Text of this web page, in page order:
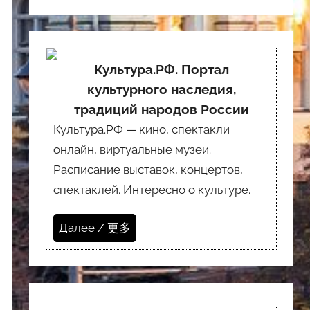
Культура.РФ. Портал
культурного наследия,
традиций народов России
Культура.РФ — кино, спектакли
онлайн, виртуальные музеи.
Расписание выставок, концертов,
спектаклей. Интересно о культуре.
Далее / 更多